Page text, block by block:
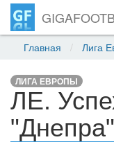
Главная Лига
ЛИГА ЕВРОПЫ
ЛЕ.